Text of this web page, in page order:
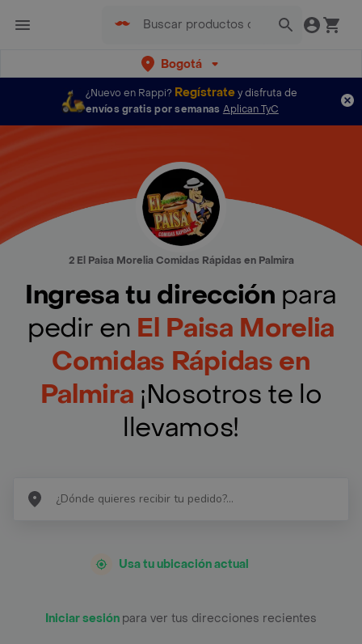
Bogotá
¿Nuevo en Rappi? Regístratey disfruta de
envíos gratis por semanas Aplican TyC
2 El Paisa Morelia Comidas Rápidas en Palmira
Ingresa tu dirección para
pedir en El Paisa Morelia
Comidas Rápidas en
Palmira ¡Nosotros te lo
llevamos!
Usa tu ubicación actual
Iniciar sesión para ver tus direcciones recientes